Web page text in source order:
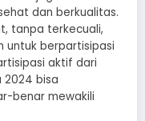
dan berkualitas.
tanpa terkecuali,
untuk berpartisipasi
aktif dari
2024 bisa
benar mewakili